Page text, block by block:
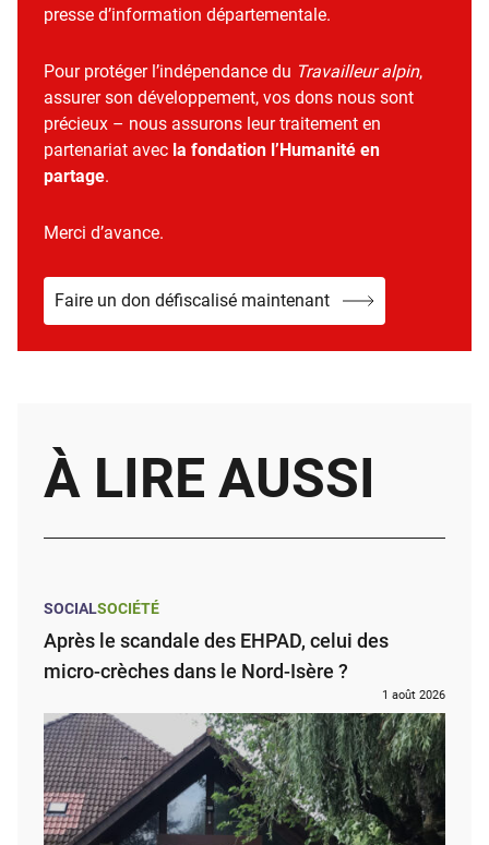
presse d’information départementale.
Pour protéger l’indépendance du Travailleur alpin,
assurer son développement, vos dons nous sont
précieux – nous assurons leur traitement en
partenariat avec la fondation l’Humanité en
partage.
Merci d’avance.
Faire un don défiscalisé maintenant
À LIRE AUSSI
SOCIALSOCIÉTÉ
Après le scandale des EHPAD, celui des
micro-crèches dans le Nord-Isère ?
1 août 2026